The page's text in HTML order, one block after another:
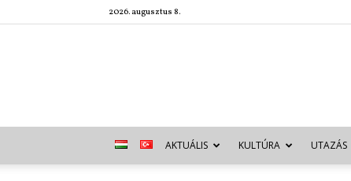
2026. augusztus 8.
AKTUÁLIS KULTÚRA UTAZÁS